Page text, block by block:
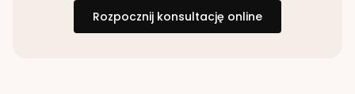
Rozpocznij konsultację online